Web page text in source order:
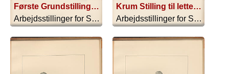
Første Grundstilling. Normal Stilling til lettere Savning. Sav I A
Arbejdsstillinger for Sløjdskoler - 1896
Krum Stilling til lettere Savning. Sav I B
Arbejdsstillinger for Sløjdskoler - 1896